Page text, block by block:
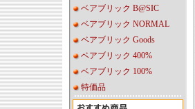
ベアブリック B@SIC
ベアブリック NORMAL
ベアブリック Goods
ベアブリック 400%
ベアブリック 100%
特価品